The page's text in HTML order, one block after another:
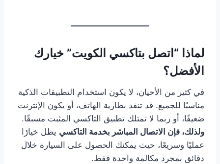
لماذا “ اتصل بتاكسي الكويت” خيارك
الأفضل؟
في كثير من الأحيان، لا يكون استخدام التطبيقات الذكية
مناسبًا للجميع. قد تنفد بطارية الهاتف، أو يكون الإنترنت
ضعيفًا، أو ربما لا تمتلك تطبيق التاكسي المثبت مسبقًا.
ولذلك، فإن الاتصال المباشر بخدمة التاكسي يظل خيارًا
عمليًا وسريعًا، حيث يمكنك الحصول على السيارة خلال
دقائق بمجرد مكالمة واحدة فقط.